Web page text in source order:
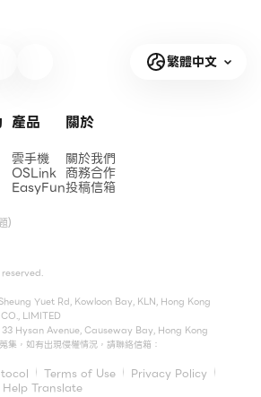
繁體中文
)
產品
雲手機
OSLink
EasyFun
關於
關於我們
商務合作
投稿信箱
Yuet Rd, Kowloon Bay, KLN, Hong Kong
LIMITED
33 Hysan Avenue, Causeway Bay, Hong Kong
集，如有出現侵權情況，請聯絡信箱：
Terms of Use
Privacy Policy
Help Translate